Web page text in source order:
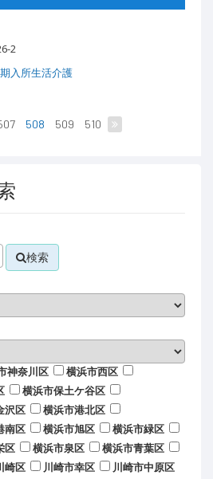
2
入所生活介護
508 509 510
検索
神奈川区
横浜市西区
横浜市保土ケ谷区
沢区
横浜市港北区
南区 横浜市旭区
横浜市緑区
区 横浜市泉区
横浜市青葉区
崎区 川崎市幸区
川崎市中原区